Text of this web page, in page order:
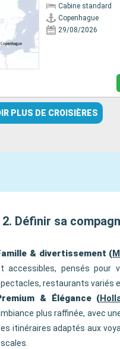
Cabine standard
Copenhague
29/08/2026
PLUS DE CROISIÈRES
2. Définir sa
& divertissement (
accessibles, pensés pour
restaurants variés
& Élégance (
plus raffinée, avec
itinéraires adaptés aux